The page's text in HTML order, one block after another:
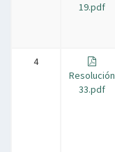
19.pdf
4
Resolución
33.pdf